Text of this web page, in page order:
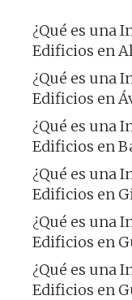
¿Qué es una
Edificios en
¿Qué es una
Edificios en
¿Qué es una
Edificios en
¿Qué es una
Edificios en
¿Qué es una
Edificios en
¿Qué es una
Edificios en